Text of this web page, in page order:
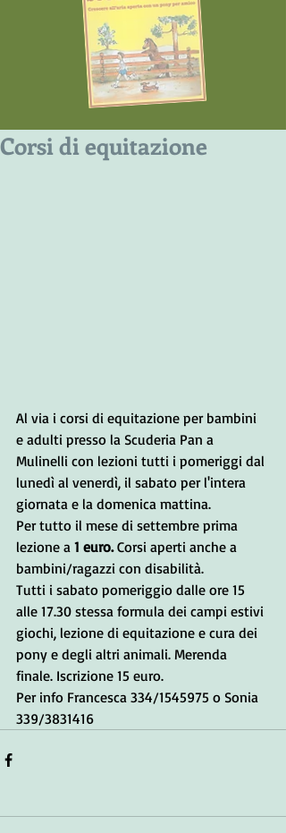
Corsi di equitazione
Al via i corsi di equitazione per bambini
e adulti presso la Scuderia Pan a
Mulinelli con lezioni tutti i pomeriggi dal
lunedì al venerdì, il sabato per l'intera
giornata e la domenica mattina.
Per tutto il mese di settembre prima
lezione a 1 euro. Corsi aperti anche a
bambini/ragazzi con disabilità.
Tutti i sabato pomeriggio dalle ore 15
alle 17.30 stessa formula dei campi estivi
giochi, lezione di equitazione e cura dei
pony e degli altri animali. Merenda
finale. Iscrizione 15 euro.
Per info Francesca 334/1545975 o Sonia
339/3831416